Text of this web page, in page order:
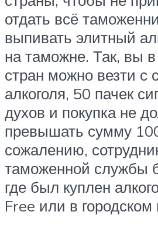
отдать всё
выпивать элитный
на таможне. Так, вы
стран можно везти с
алкоголя, 50 пачек
духов и покупка не
превышать сумму
сожалению,
таможенной службы
где был куплен
Free или в городском